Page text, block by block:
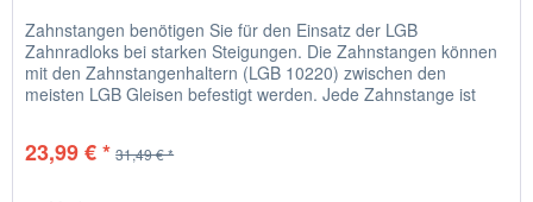
Zahnstangen benötigen Sie für den Einsatz der LGB
Zahnradloks bei starken Steigungen. Die Zahnstangen können
mit den Zahnstangenhaltern (LGB 10220) zwischen den
meisten LGB Gleisen befestigt werden. Jede Zahnstange ist
23,99 € * 31,49 € *